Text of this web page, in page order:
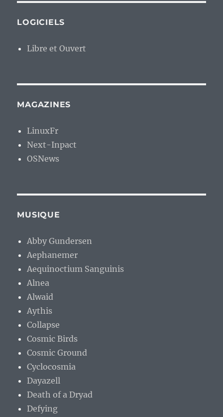
LOGICIELS
Libre et Ouvert
MAGAZINES
LinuxFr
Next-Inpact
OSNews
MUSIQUE
Abby Gundersen
Aephanemer
Aequinoctium Sanguinis
Alnea
Alwaid
Aythis
Collapse
Cosmic Birds
Cosmic Ground
Cyclocosmia
Dayazell
Death of a Dryad
Defying